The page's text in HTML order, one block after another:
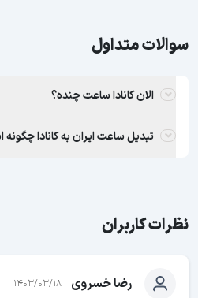
سوالات متداول
الان کانادا ساعت چنده؟
تبدیل ساعت ایران به کانادا
نظرات کاربران
رضا خسروی 1403/03/18